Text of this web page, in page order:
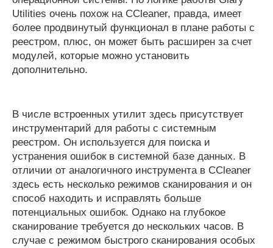
Utilities очень похож на CCleaner, правда, имеет
более продвинутый функционал в плане работы с
реестром, плюс, он может быть расширен за счет
модулей, которые можно установить
дополнительно.
В числе встроенных утилит здесь присутствует
инструментарий для работы с системным
реестром. Он используется для поиска и
устранения ошибок в системной базе данных. В
отличии от аналогичного инструмента в CCleaner
здесь есть несколько режимов сканирования и он
способ находить и исправлять больше
потенциальных ошибок. Однако на глубокое
сканирование требуется до нескольких часов. В
случае с режимом быстрого сканирования особых